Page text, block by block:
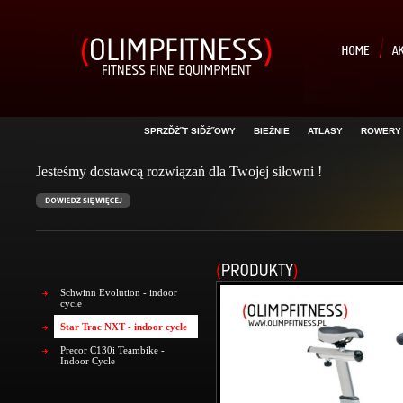
SPRZĎŻ˝T SIĎŻ˝OWY BIEŻNIE ATLASY ROWERY
Jesteśmy dostawcą rozwiązań dla Twojej siłowni !
Schwinn Evolution - indoor
cycle
Star Trac NXT - indoor cycle
Precor C130i Teambike -
Indoor Cycle